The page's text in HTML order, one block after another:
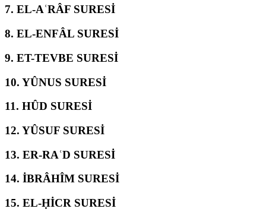
7. EL-AʿRÂF SURESİ
8. EL-ENFÂL SURESİ
9. ET-TEVBE SURESİ
10. YÛNUS SURESİ
11. HÛD SURESİ
12. YÛSUF SURESİ
13. ER-RAʿD SURESİ
14. İBRÂHÎM SURESİ
15. EL-ḤİCR SURESİ